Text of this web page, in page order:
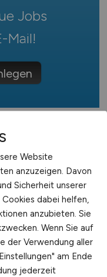
Jobs
Mail!
d)als
Website
anzuzeigen. Davon
Sicherheit unserer
dabei helfen,
anzubieten. Sie
Wenn Sie auf
der Verwendung aller
am Ende
jederzeit